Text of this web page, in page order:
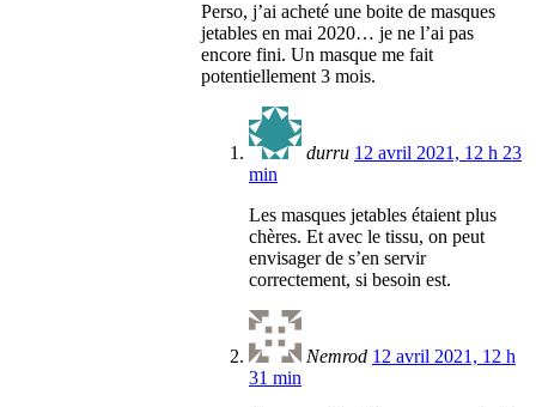
Perso, j’ai acheté une boite de masques
jetables en mai 2020… je ne l’ai pas
encore fini. Un masque me fait
potentiellement 3 mois.
durru 12 avril 2021, 12 h 23
min
Les masques jetables étaient plus
chères. Et avec le tissu, on peut
envisager de s’en servir
correctement, si besoin est.
Nemrod 12 avril 2021, 12 h
31 min